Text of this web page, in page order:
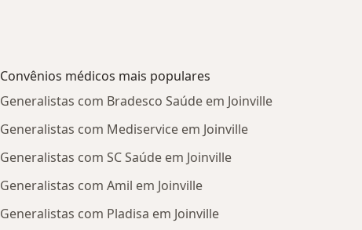
Convênios médicos mais populares
Generalistas com Bradesco Saúde em Joinville
Generalistas com Mediservice em Joinville
Generalistas com SC Saúde em Joinville
Generalistas com Amil em Joinville
Generalistas com Pladisa em Joinville